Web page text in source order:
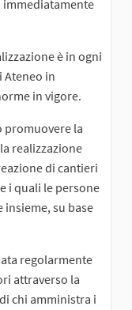
immediatamente
è in ogni
Ateneo in
in vigore.
promuovere la
realizzazione
di cantieri
i quali le persone
su base
regolarmente
attraverso la
chi amministra i